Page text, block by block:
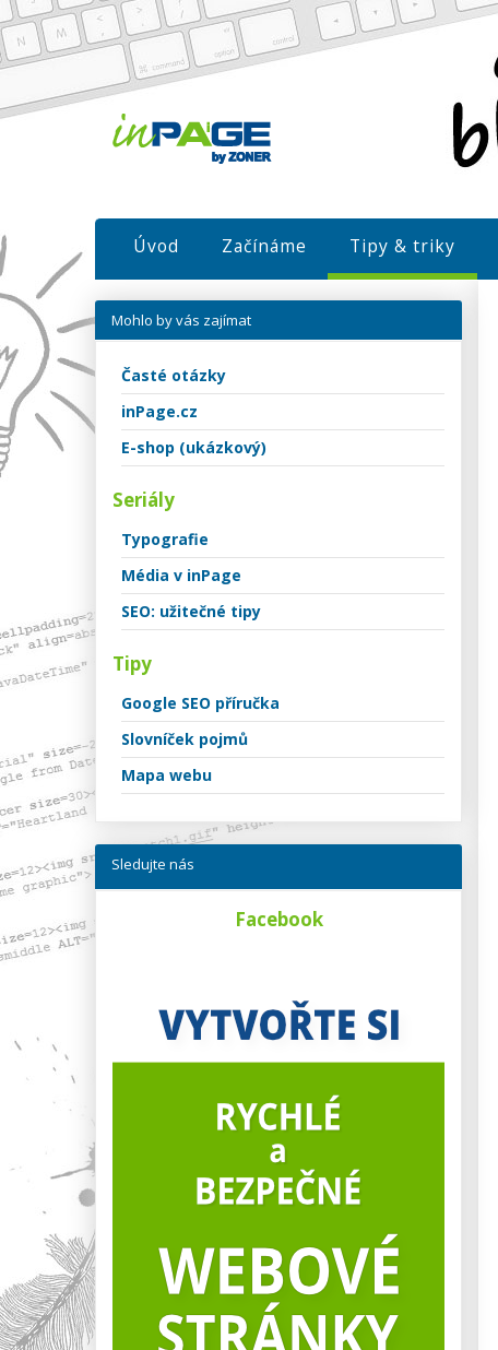
Úvod Začínáme Tipy & triky
Mohlo by vás zajímat
Časté otázky
inPage.cz
E-shop (ukázkový)
Seriály
Typografie
Média v inPage
SEO: užitečné tipy
Tipy
Google SEO příručka
Slovníček pojmů
Mapa webu
Sledujte nás
Facebook